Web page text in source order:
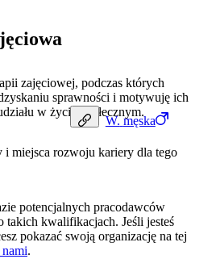
W. męska
zajęciowej, podczas których
sprawności i motywuję ich
w życiu społecznym.
i miejsca rozwoju kariery dla tego
potencjalnych pracodawców
takich kwalifikacjach. Jeśli jesteś
pokazać swoją organizację na tej
.